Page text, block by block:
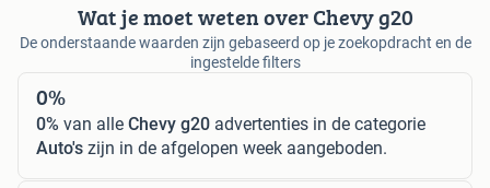
Wat je moet weten over Chevy g20
De onderstaande waarden zijn gebaseerd op je zoekopdracht en de
ingestelde filters
0%
0% van alle Chevy g20 advertenties in de categorie
Auto's zijn in de afgelopen week aangeboden.